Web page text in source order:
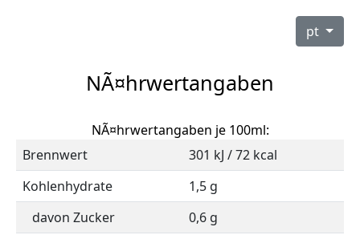
pt
NÃ¤hrwertangaben
NÃ¤hrwertangaben je 100ml:
Brennwert
301 kJ / 72 kcal
Kohlenhydrate
1,5 g
davon Zucker
0,6 g